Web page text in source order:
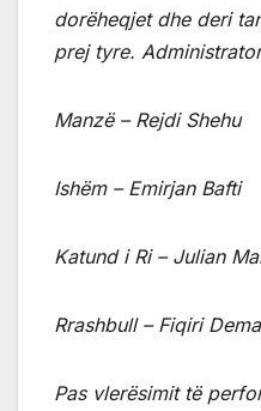
dorëheqjet dhe deri
prej tyre.
Manzë – Rejdi Shehu
Ishëm – Emirjan Bafti
Katund i Ri – Julian
Rrashbull – Fiqiri Dema
Pas vlerësimit të